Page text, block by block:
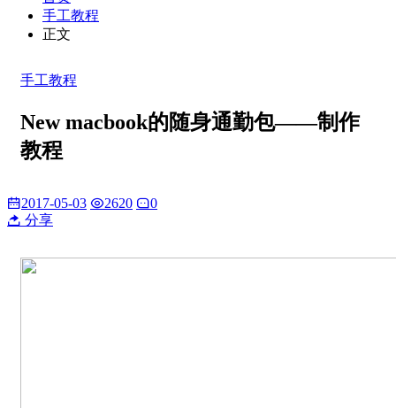
手工教程
正文
手工教程
New macbook的随身通勤包——制作
教程
2017-05-03 2620
0
分享